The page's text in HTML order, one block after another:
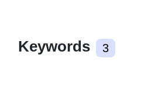
Keywords 3